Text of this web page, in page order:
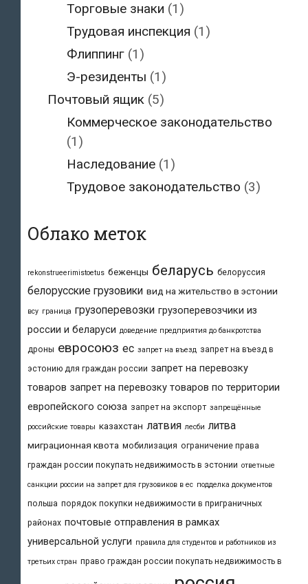
Торговые знаки (1)
Трудовая инспекция (1)
Флиппинг (1)
Э-резиденты (1)
Почтовый ящик(5)
Коммерческое законодательство
(1)
Наследование (1)
Трудовое законодательство (3)
Облако меток
rekonstrueerimistoetus беженцы беларусь белоруссия
белорусские грузовики вид на жительство в эстонии
всу граница грузоперевозки грузоперевозчики из
россии и беларуси доведение предприятия до банкротства
дроны евросоюз ес запрет на въезд запрет на въезд в
эстонию для граждан россии запрет на перевозку
товаров запрет на перевозку товаров по территории
европейского союза запрет на экспорт запрещённые
российские товары казахстан латвия лесби литва
миграционная квота мобилизация ограничение права
граждан россии покупать недвижимость в эстонии ответные
санкции россии на запрет для грузовиков в ес подделка документов
польша порядок покупки недвижимости в приграничных
районах почтовые отправления в рамках
универсальной услуги правила для студентов и работников из
третьих стран право граждан россии покупать недвижимость в